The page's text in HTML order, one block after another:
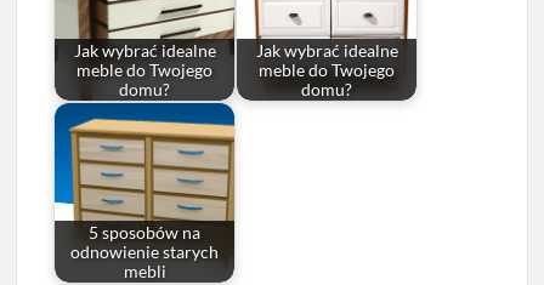
Jak wybrać idealne
meble do Twojego
domu?
Jak wybrać idealne
meble do Twojego
domu?
5 sposobów na
odnowienie starych
mebli